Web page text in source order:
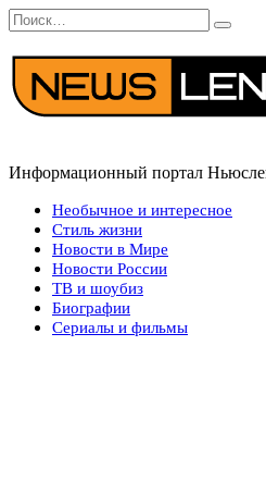
Перейти
к
содержанию
Search
for:
Информационный портал
Необычное и интересное
Стиль жизни
Новости в Мире
Новости России
ТВ и шоубиз
Биографии
Сериалы и фильмы